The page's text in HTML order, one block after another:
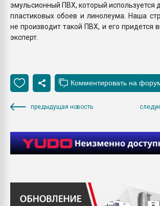
эмульсионный ПВХ, который используется
пластиковых обоев и линолеума. Наша
не производит такой ПВХ, и его придется
эксперт.
предыдущая новость